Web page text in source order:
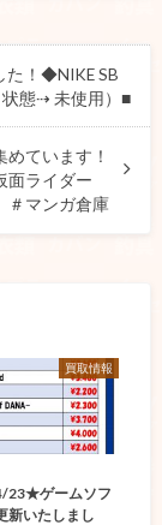
た！◆NIKE SB
状態⇢ 未使用）■
ています！
面ライダー
マンガ倉庫
買取情報
ゲームソフ
新いたしまし